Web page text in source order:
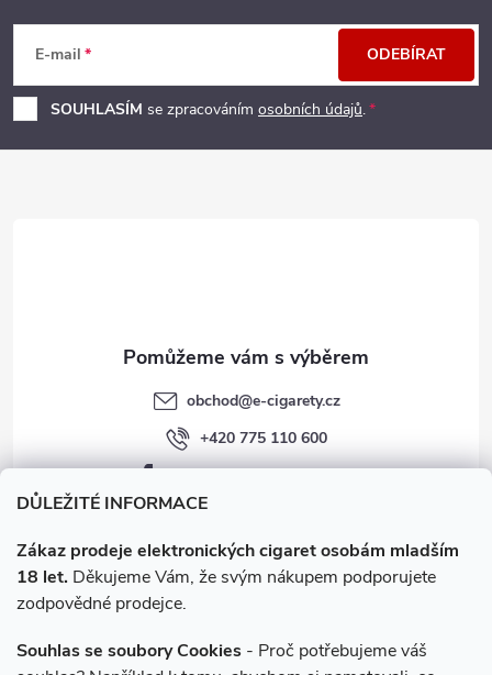
DŮLEŽITÉ INFORMACE
Zákaz prodeje elektronických cigaret osobám mladším
18 let. Děkujeme Vám, že svým nákupem podporujete
zodpovědné prodejce.
Souhlas se soubory Cookies - Proč potřebujeme váš
p
a
E-mail
SOUHLASÍM se zpracováním osobních údajů.
ODEBÍRAT
obchod@e-cigarety.cz
+420 775 110 600
facebook.com/e-cigarety.cz